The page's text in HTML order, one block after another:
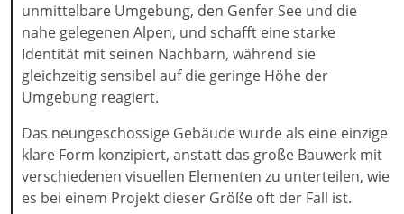
unmittelbare Umgebung, den Genfer See und die
nahe gelegenen Alpen, und schafft eine starke
Identität mit seinen Nachbarn, während sie
gleichzeitig sensibel auf die geringe Höhe der
Umgebung reagiert.
Das neungeschossige Gebäude wurde als eine einzige
klare Form konzipiert, anstatt das große Bauwerk mit
verschiedenen visuellen Elementen zu unterteilen, wie
es bei einem Projekt dieser Größe oft der Fall ist.